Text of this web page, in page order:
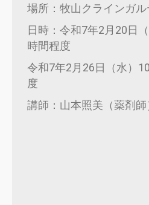
場所：牧山クラインガ
日時：令和7年2月20日
時間程度
令和7年2月26日（水）
度
講師：山本照美（薬剤師